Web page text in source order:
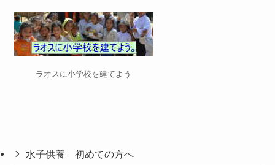
ラオスに小学校を建てよう
水子供養 初めての方へ